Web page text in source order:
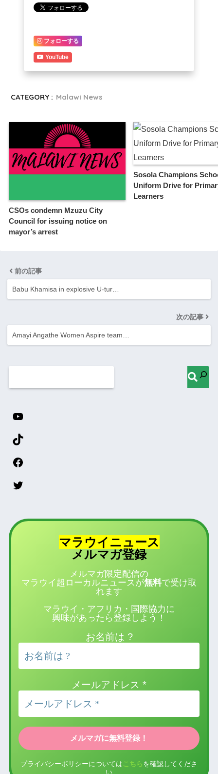
フォローする
YouTube
CATEGORY : Malawi News
CSOs condemn Mzuzu City
Council for issuing notice on
mayor’s arrest
Sosola Champions
Uniform Drive for
Learners
前の記事
Babu Khamisa in explosive U‑tur…
次の記事
Amayi Angathe Women Aspire team…
マラウイニュース
メルマガ登録
メルマガ限定配信の
マラウイ超ローカルニュースが無料で受け取
れます
マラウイ・アフリカ・国際協力に
興味があったら登録しよう！
お名前は ?
メールアドレス *
プライバシーポリシーについては こちら を確認してくださ
い